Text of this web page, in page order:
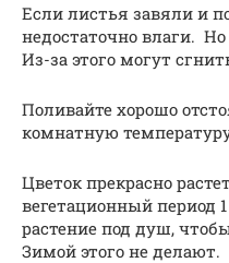
Если листья завяли и
недостаточно влаги.
Из-за этого могут
Поливайте хорошо
комнатную
Цветок прекрасно
вегетационный период
растение под душ,
Зимой этого не делают.